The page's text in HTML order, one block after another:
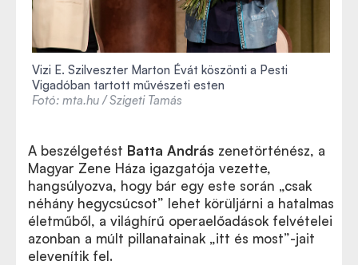
Vizi E. Szilveszter Marton Évát köszönti a Pesti
Vigadóban tartott művészeti esten
Fotó: mta.hu / Szigeti Tamás
A beszélgetést Batta András zenetörténész, a
Magyar Zene Háza igazgatója vezette,
hangsúlyozva, hogy bár egy este során „csak
néhány hegycsúcsot” lehet körüljárni a hatalmas
életműből, a világhírű operaelőadások felvételei
azonban a múlt pillanatainak „itt és most”-jait
elevenítik fel.